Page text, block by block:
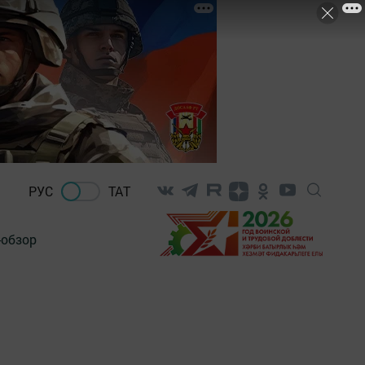
РУС ТАТ